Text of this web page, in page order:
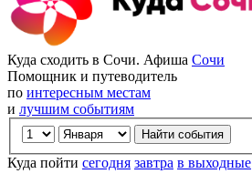
Куда сходить в Сочи. Афиша Сочи
Помощник и путеводитель
по интересным местам
и лучшим событиям
Куда пойти сегодня завтра в выходные